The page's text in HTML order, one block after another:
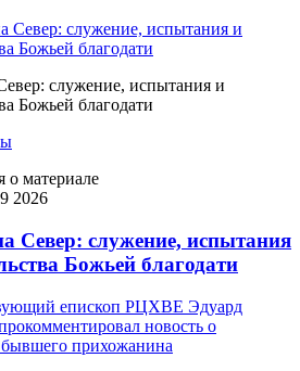
служение, испытания и
Божьей благодати
материале
2026
Север: служение, испытания
Божьей благодати